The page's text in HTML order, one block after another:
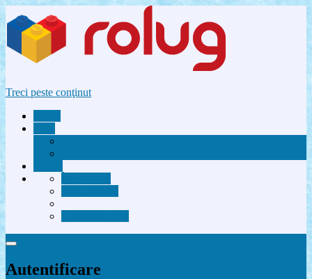
Treci peste conţinut
Autentificare